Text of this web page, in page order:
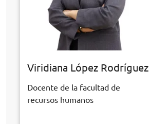
Viridiana López Rodríguez
Docente de la facultad de
recursos humanos